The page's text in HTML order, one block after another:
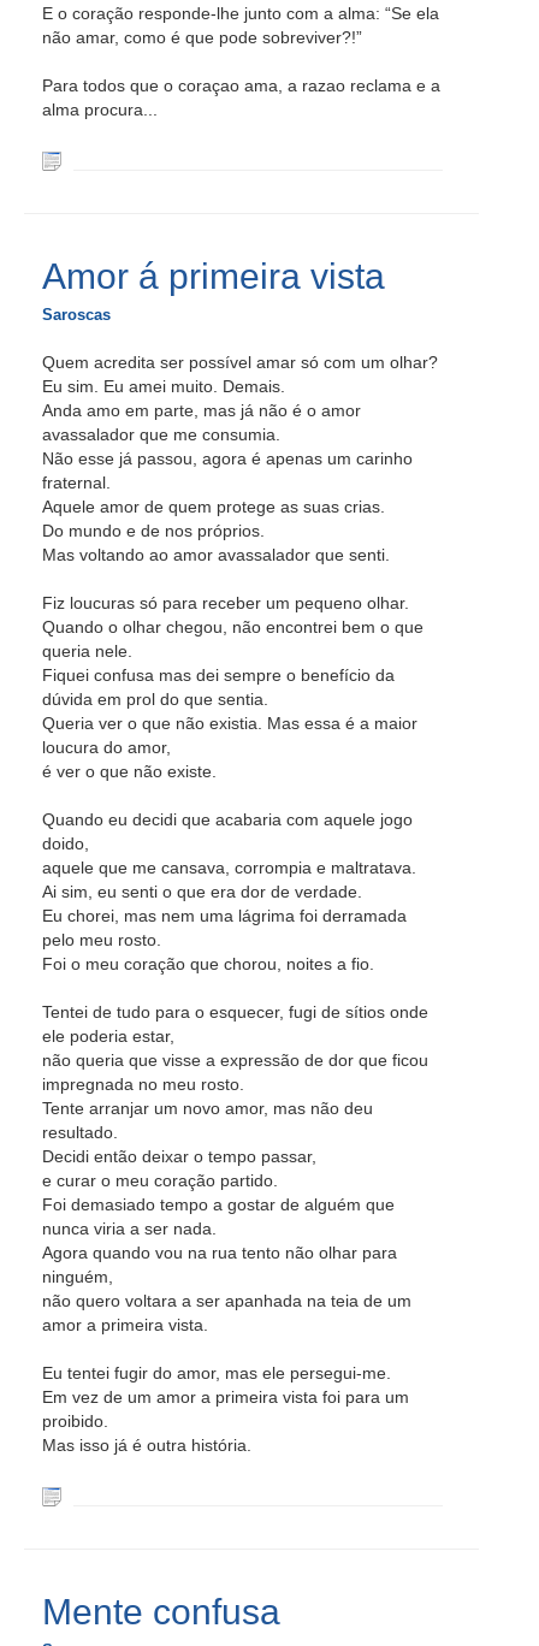
E o coração responde-lhe junto com a alma: “Se ela
não amar, como é que pode sobreviver?!”
Para todos que o coraçao ama, a razao reclama e a
alma procura...
Amor á primeira vista
Saroscas
Quem acredita ser possível amar só com um olhar?
Eu sim. Eu amei muito. Demais.
Anda amo em parte, mas já não é o amor
avassalador que me consumia.
Não esse já passou, agora é apenas um carinho
fraternal.
Aquele amor de quem protege as suas crias.
Do mundo e de nos próprios.
Mas voltando ao amor avassalador que senti.
Fiz loucuras só para receber um pequeno olhar.
Quando o olhar chegou, não encontrei bem o que
queria nele.
Fiquei confusa mas dei sempre o benefício da
dúvida em prol do que sentia.
Queria ver o que não existia. Mas essa é a maior
loucura do amor,
é ver o que não existe.
Quando eu decidi que acabaria com aquele jogo
doido,
aquele que me cansava, corrompia e maltratava.
Ai sim, eu senti o que era dor de verdade.
Eu chorei, mas nem uma lágrima foi derramada
pelo meu rosto.
Foi o meu coração que chorou, noites a fio.
Tentei de tudo para o esquecer, fugi de sítios onde
ele poderia estar,
não queria que visse a expressão de dor que ficou
impregnada no meu rosto.
Tente arranjar um novo amor, mas não deu
resultado.
Decidi então deixar o tempo passar,
e curar o meu coração partido.
Foi demasiado tempo a gostar de alguém que
nunca viria a ser nada.
Agora quando vou na rua tento não olhar para
ninguém,
não quero voltara a ser apanhada na teia de um
amor a primeira vista.
Eu tentei fugir do amor, mas ele persegui-me.
Em vez de um amor a primeira vista foi para um
proibido.
Mas isso já é outra história.
Mente confusa